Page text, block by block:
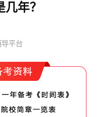
年？
平台